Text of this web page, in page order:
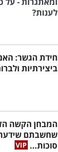
לענות?
חידת הגשר:
ביצירתיות
המבחן הקשה
שחשבתם
סוכות...